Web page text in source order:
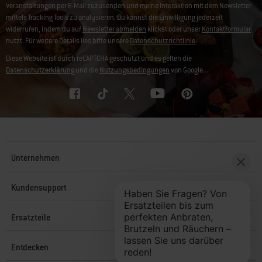
Veranstaltungen per E-Mail zuzusenden und meine Interaktion mit dem Newsletter
mittels Tracking Tools zu analysieren. Du kannst die Einwilligung jederzeit
widerrufen, indem du aufNewsletter abmelden klickst oder unserKontaktformular
nutzt. Für weitere Details lies bitte unsereDatenschutzrichtlinie.
Diese Website ist durch reCAPTCHA geschützt und es gelten die
Datenschutzerklärungund dieNutzungsbedingungenvon Google.
Unternehmen
Kundensupport
Ersatzteile
Entdecken